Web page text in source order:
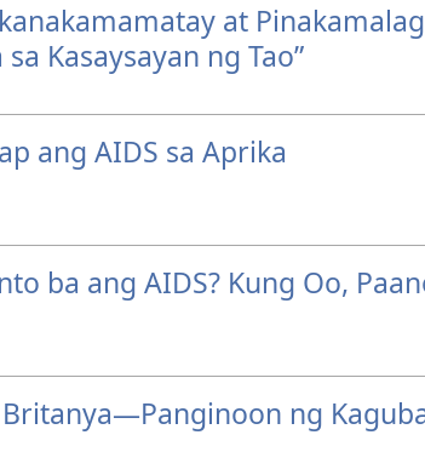
at
Kasaysayan ng Tao”
ang AIDS sa Aprika
ba ang AIDS? Kung Oo,
ng